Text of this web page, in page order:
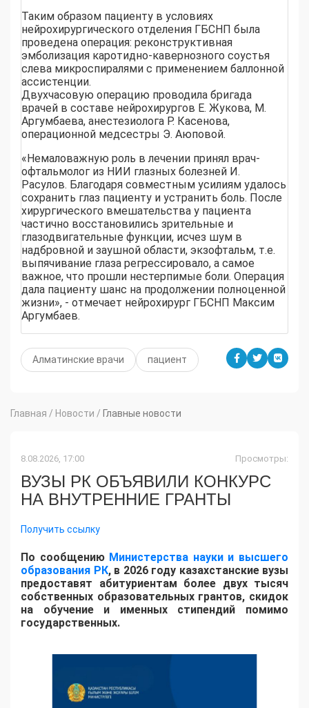
Таким образом пациенту в условиях
нейрохирургического отделения ГБСНП была
проведена операция: реконструктивная
эмболизация каротидно-кавернозного соустья
слева микроспиралями с применением баллонной
ассистенции.
Двухчасовую операцию проводила бригада
врачей в составе нейрохирургов Е. Жукова, М.
Аргумбаева, анестезиолога Р. Касенова,
операционной медсестры Э. Аюповой.
«Немаловажную роль в лечении принял врач-
офтальмолог из НИИ глазных болезней И.
Расулов. Благодаря совместным усилиям удалось
сохранить глаз пациенту и устранить боль. После
хирургического вмешательства у пациента
частично восстановились зрительные и
глазодвигательные функции, исчез шум в
надбровной и заушной области, экзофтальм, т.е.
выпячивание глаза регрессировало, а самое
важное, что прошли нестерпимые боли. Операция
дала пациенту шанс на продолжении полноценной
жизни», - отмечает нейрохирург ГБСНП Максим
Аргумбаев.
Алматинские врачи пациент
Главная / Новости / Главные новости
8.08.2026, 17:00 Просмотры:
ВУЗЫ РК ОБЪЯВИЛИ КОНКУРС
НА ВНУТРЕННИЕ ГРАНТЫ
Получить ссылку
По сообщению Министерства науки и высшего
образования РК, в 2026 году казахстанские вузы
предоставят абитуриентам более двух тысяч
собственных образовательных грантов, скидок
на обучение и именных стипендий помимо
государственных.